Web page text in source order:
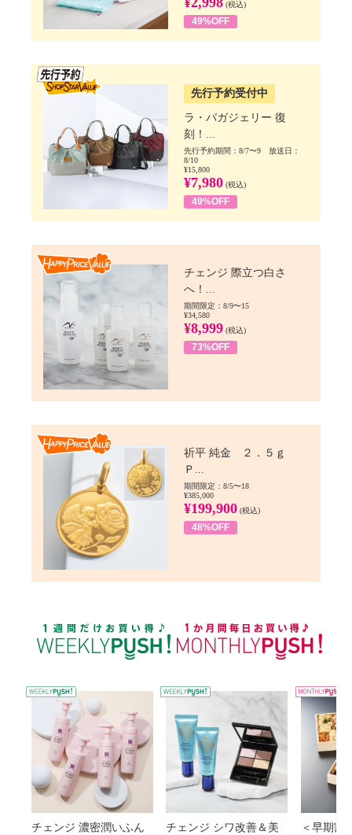
(税込)
49%OFF
先行予約受付中
ラ・バガジェリー 復
刻！...
先行予約期間：8/7〜9 放送日：
8/10
¥15,800
¥7,980 (税込)
49%OFF
チェンジ 際立つ白さ
へ！...
期間限定：8/9〜15
¥34,580
¥8,999 (税込)
73%OFF
祈平 純金 ２．５ｇ
Ｐ...
期間限定：8/5〜18
¥385,000
¥199,900 (税込)
48%OFF
WEEKLY PUSH
チェンジ 濃密潤いふん
チェンジ シワ改善＆美
＜早期割